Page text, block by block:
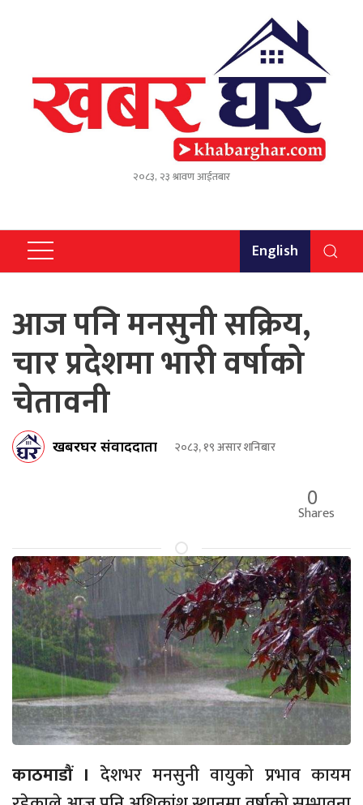
२०८३, २३ श्रावण आईतबार
English
आज पनि मनसुनी सक्रिय,
चार प्रदेशमा भारी वर्षाको
चेतावनी
खबरघर संवाददाता २०८३, १९ असार शनिबार
0
Shares
काठमाडौं । देशभर मनसुनी वायुको प्रभाव कायम